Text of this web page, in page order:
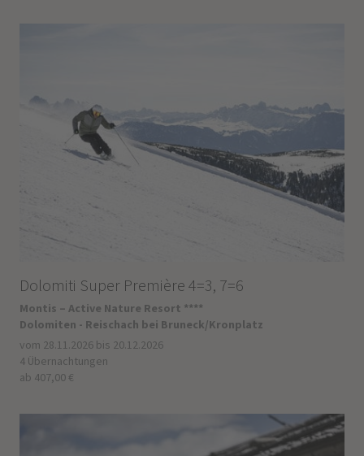
Dolomiti Super Première 4=3, 7=6
Montis – Active Nature Resort ****
Dolomiten - Reischach bei Bruneck/Kronplatz
vom 28.11.2026 bis 20.12.2026
4 Übernachtungen
ab 407,00 €